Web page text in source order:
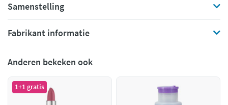
Samenstelling
Fabrikant informatie
Anderen bekeken ook
1+1 gratis